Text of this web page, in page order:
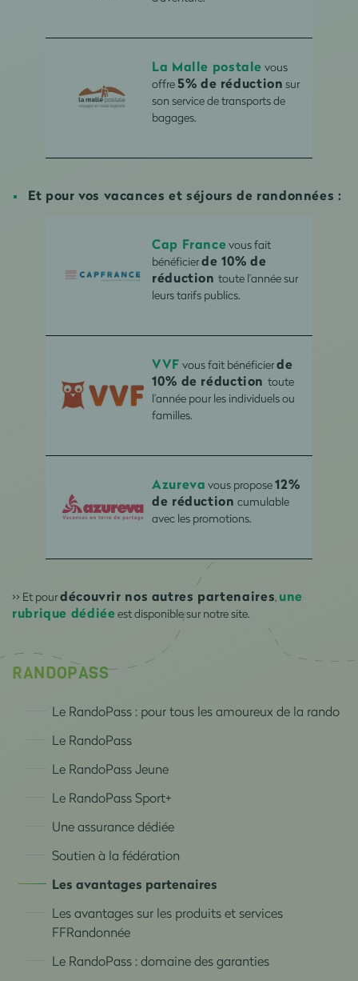
RANDOPASS
Le RandoPass : pour tous les amoureux de la rando
Le RandoPass
Le RandoPass Jeune
Le RandoPass Sport+
Une assurance dédiée
Soutien à la fédération
Les avantages partenaires
Les avantages sur les produits et services
FFRandonnée
Le RandoPass : domaine des garanties
La Malle postale vous
offre5% de réduction sur
son service de transports de
bagages.
Et pour vos vacances et séjours de randonnées :
Cap Francevous fait
bénéficierde 10% de
réductiontoute l’année sur
leurs tarifs publics.
VVF vous fait bénéficierde
10% de réduction toute
l’année pour les individuels ou
familles.
Azureva vous propose12%
de réduction cumulable
avec les promotions.
>> Et pourdécouvrir nos autres partenaires, une
rubrique dédiéeest disponible sur notre site.